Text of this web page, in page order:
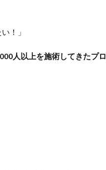
！」
人以上を施術してきたプロ